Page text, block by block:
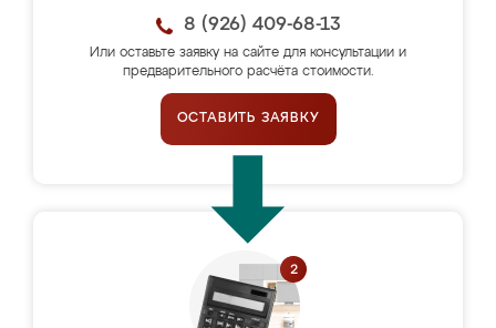
8 (926) 409-68-13
Или оставьте заявку на сайте для консультации и
предварительного расчёта стоимости.
ОСТАВИТЬ ЗАЯВКУ